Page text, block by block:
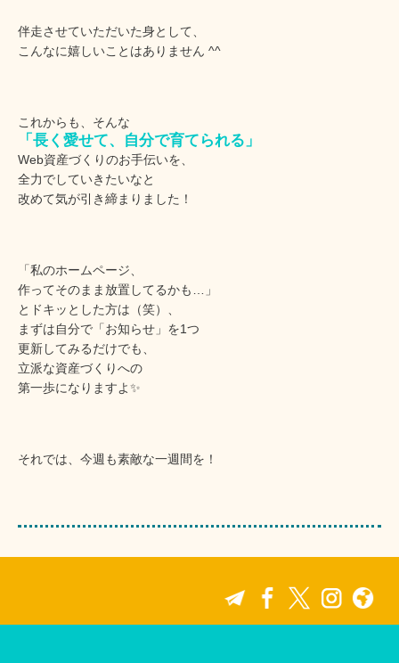
伴走させていただいた身として、
こんなに嬉しいことはありません ^^
これからも、そんな
「長く愛せて、自分で育てられる」
Web資産づくりのお手伝いを、
全力でしていきたいなと
改めて気が引き締まりました！
「私のホームページ、
作ってそのまま放置してるかも…」
とドキッとした方は（笑）、
まずは自分で「お知らせ」を1つ
更新してみるだけでも、
立派な資産づくりへの
第一歩になりますよ✨
それでは、今週も素敵な一週間を！